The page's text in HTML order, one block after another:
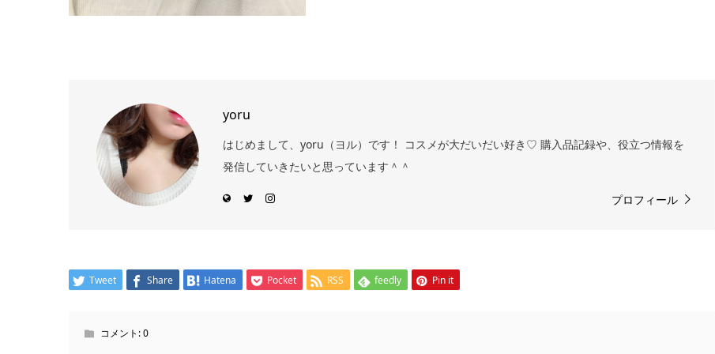
yoru
はじめまして、yoru（ヨル）です！ コスメが大だいだい好き♡ 購入品記録や、役立つ情報を
発信していきたいと思っています＾＾
プロフィール
Tweet Share Hatena Pocket RSS feedly Pin it
コメント:0